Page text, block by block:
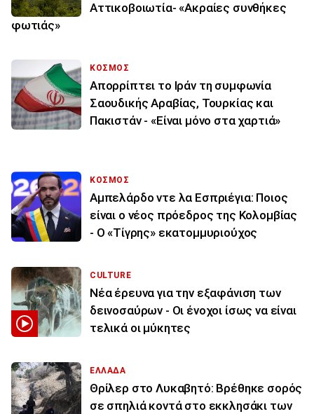
Αττικοβοιωτία- «Ακραίες συνθήκες
φωτιάς»
ΚΟΣΜΟΣ
Απορρίπτει το Ιράν τη συμφωνία
Σαουδικής Αραβίας, Τουρκίας και
Πακιστάν - «Είναι μόνο στα χαρτιά»
ΚΟΣΜΟΣ
Αμπελάρδο ντε λα Εσπριέγια: Ποιος
είναι ο νέος πρόεδρος της Κολομβίας
- Ο «Τίγρης» εκατομμυριούχος
CULTURE
Νέα έρευνα για την εξαφάνιση των
δεινοσαύρων - Οι ένοχοι ίσως να είναι
τελικά οι μύκητες
ΕΛΛΑΔΑ
Θρίλερ στο Λυκαβητό: Βρέθηκε σορός
σε σπηλιά κοντά στο εκκλησάκι των